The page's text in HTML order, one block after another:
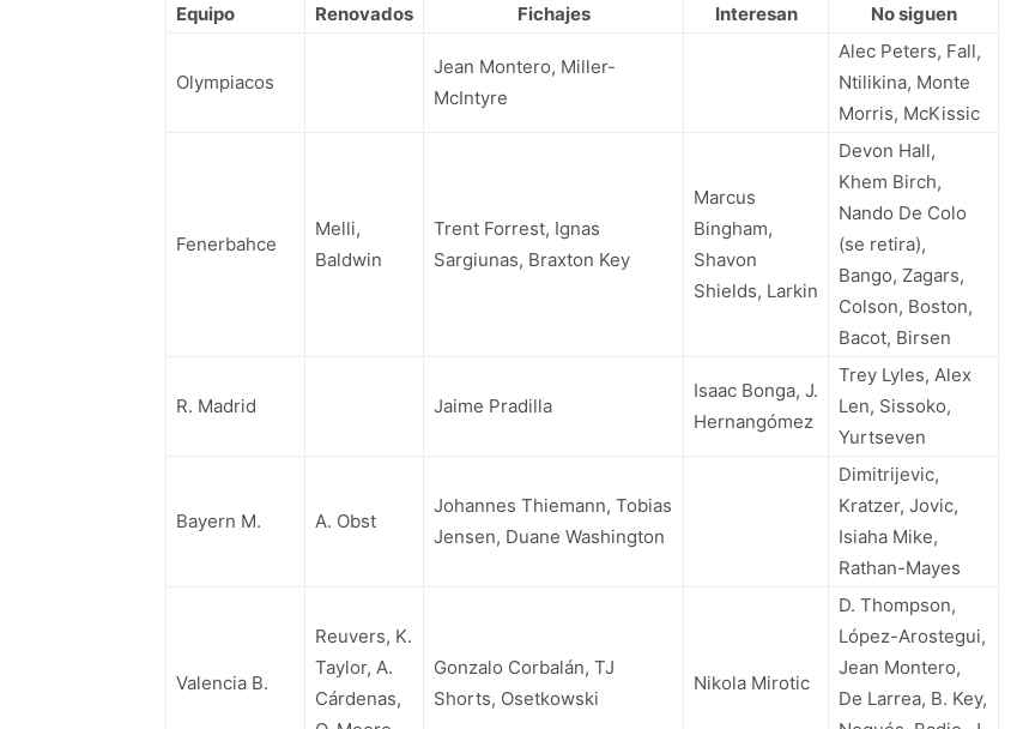
Equipo Renovados Fichajes Interesan No siguen
Olympiacos
Jean Montero, Miller-
McIntyre
Alec Peters, Fall,
Ntilikina, Monte
Morris, McKissic
Fenerbahce
Melli,
Baldwin
Trent Forrest, Ignas
Sargiunas, Braxton Key
Marcus
Bingham,
Shavon
Shields, Larkin
Devon Hall,
Khem Birch,
Nando De Colo
(se retira),
Bango, Zagars,
Colson, Boston,
Bacot, Birsen
R. Madrid Jaime Pradilla
Isaac Bonga, J.
Hernangómez
Trey Lyles, Alex
Len, Sissoko,
Yurtseven
Bayern M. A. Obst
Johannes Thiemann, Tobias
Jensen, Duane Washington
Dimitrijevic,
Kratzer, Jovic,
Isiaha Mike,
Rathan-Mayes
Valencia B.
Reuvers, K.
Taylor, A.
Cárdenas,
Gonzalo Corbalán, TJ
Shorts, Osetkowski
Nikola Mirotic
D. Thompson,
López-Arostegui,
Jean Montero,
De Larrea, B. Key,